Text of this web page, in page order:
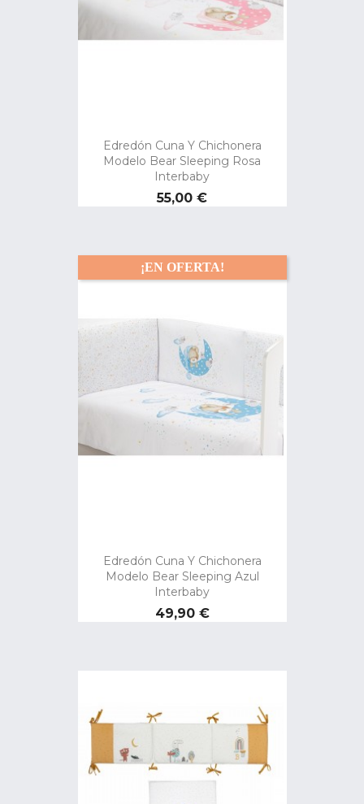
Edredón Cuna Y Chichonera
Modelo Bear Sleeping Rosa
Interbaby
Precio
55,00 €
Edredón Cuna Y Chichonera
Modelo Bear Sleeping Azul
Interbaby
Precio
49,90 €
¡EN OFERTA!